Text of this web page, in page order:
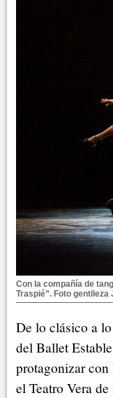
Con la compañía de
Traspié”. Foto gentileza
De lo clásico a
del Ballet
protagonizar
el Teatro Vera